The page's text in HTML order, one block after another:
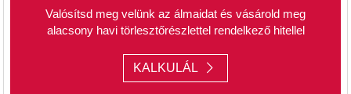
Valósítsd meg velünk az álmaidat és vásárold meg
alacsony havi törlesztőrészlettel rendelkező hitellel
KALKULÁL